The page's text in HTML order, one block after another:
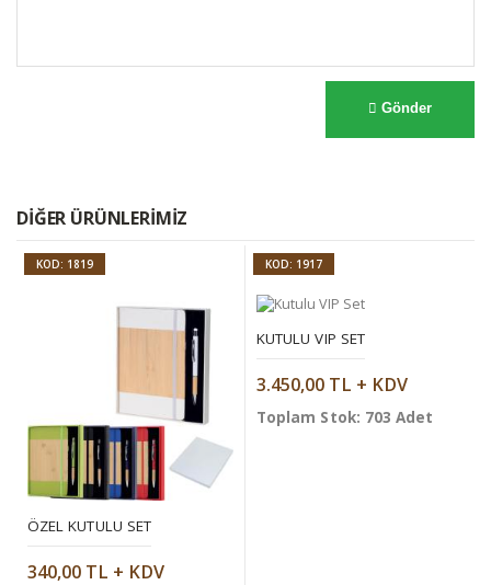
Gönder
DIĞER ÜRÜNLERIMIZ
KOD: 1819
ÖZEL KUTULU SET
340,00 TL + KDV
KOD: 1917
KUTULU VIP SET
3.450,00 TL + KDV
Toplam Stok: 703 Adet